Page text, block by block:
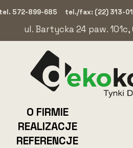
REALIZACJE
REFERENCJE
O FIRMIE
ul. Bartycka 24 paw.
tel./fax: (22) 313-
572-899-685